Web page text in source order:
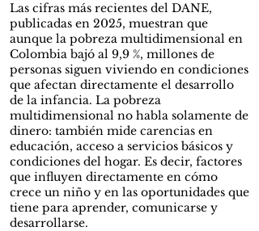
Las cifras más recientes del DANE,
publicadas en 2025, muestran que
aunque la pobreza multidimensional en
Colombia bajó al 9,9 %, millones de
personas siguen viviendo en condiciones
que afectan directamente el desarrollo
de la infancia. La pobreza
multidimensional no habla solamente de
dinero: también mide carencias en
educación, acceso a servicios básicos y
condiciones del hogar. Es decir, factores
que influyen directamente en cómo
crece un niño y en las oportunidades que
tiene para aprender, comunicarse y
desarrollarse.